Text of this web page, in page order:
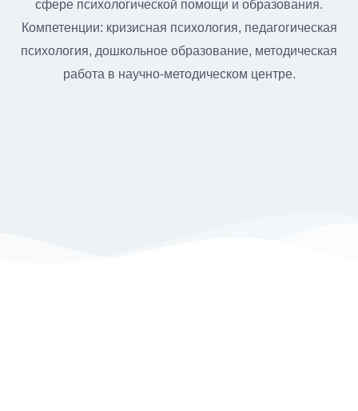
сфере психологической помощи и образования.
Компетенции: кризисная психология, педагогическая
психология, дошкольное образование, методическая
работа в научно‑методическом центре.